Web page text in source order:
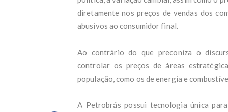
-
De
diretamente nos preços de vendas dos
abusivos ao consumidor final.
Ao contrário do que preconiza o
controlar os preços de áreas
população, como os de energia e
A Petrobrás possui tecnologia única